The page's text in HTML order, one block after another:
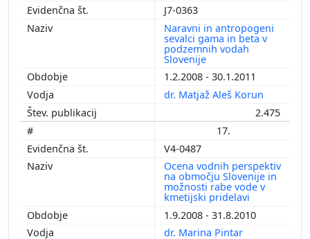
J7-0363
Naravni in antropogeni
sevalci gama in beta v
podzemnih vodah
Slovenije
1.2.2008 - 30.1.2011
dr. Matjaž Aleš Korun
2.475
17.
V4-0487
Ocena vodnih perspektiv
na območju Slovenije in
možnosti rabe vode v
kmetijski pridelavi
1.9.2008 - 31.8.2010
dr. Marina Pintar